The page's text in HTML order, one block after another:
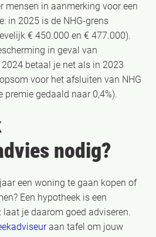
mensen in aanmerking voor een
in 2025 is de NHG-grens
€ 450.000 en € 477.000).
in geval van
betaal je net als in 2023
voor het afsluiten van NHG
premie gedaald naar 0,4%).
nodig?
een woning te gaan kopen of
Een hypotheek is een
laat je daarom goed adviseren.
aan tafel om jouw